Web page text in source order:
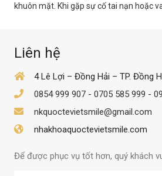
khuôn mặt. Khi gặp sự cố tai nạn hoặc
Liên hệ
4 Lê Lợi – Đồng Hải – TP. Đồng
0854 999 907 - 0705 585 999 -
nkquoctevietsmile@gmail.com
nhakhoaquoctevietsmile.com
Để được phục vụ tốt hơn, quý khách